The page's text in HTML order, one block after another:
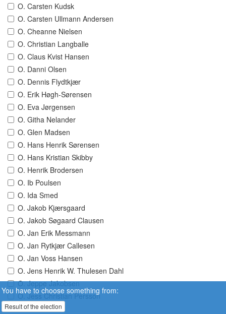
O. Carsten Kudsk
O. Carsten Ullmann Andersen
O. Cheanne Nielsen
O. Christian Langballe
O. Claus Kvist Hansen
O. Danni Olsen
O. Dennis Flydtkjær
O. Erik Høgh-Sørensen
O. Eva Jørgensen
O. Githa Nelander
O. Glen Madsen
O. Hans Henrik Sørensen
O. Hans Kristian Skibby
O. Henrik Brodersen
O. Ib Poulsen
O. Ida Smed
O. Jakob Kjærsgaard
O. Jakob Søgaard Clausen
O. Jan Erik Messmann
O. Jan Rytkjær Callesen
O. Jan Voss Hansen
O. Jens Henrik W. Thulesen Dahl
O. Jeppe Jakobsen
O. Jess Christian Persson
O. Jette Lund
You have to choose something from:
Result of the election